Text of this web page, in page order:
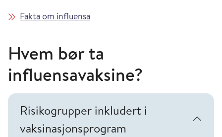
Fakta om influensa
Hvem bør ta
influensavaksine?
Risikogrupper inkludert i
vaksinasjonsprogram